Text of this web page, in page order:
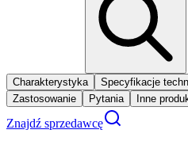
Charakterystyka Specyfikacje
Zastosowanie
Pytania Inne
Znajdź sprzedawcę